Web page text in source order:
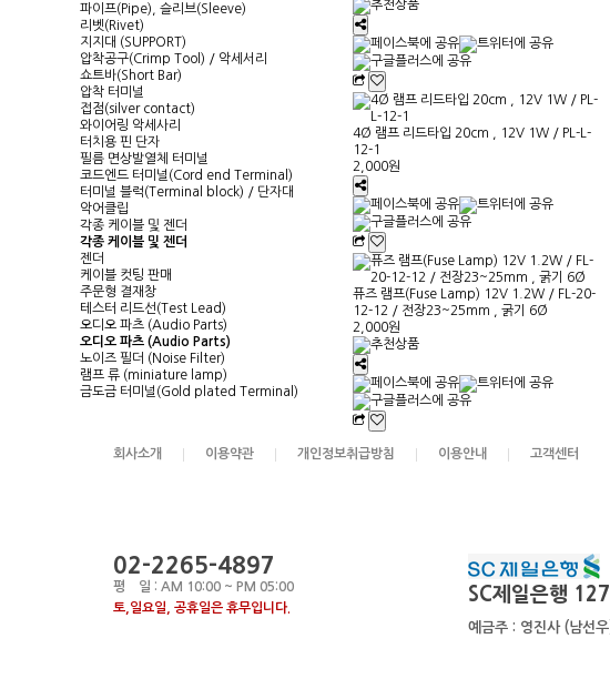
파이프(Pipe), 슬리브(Sleeve)
리벳(Rivet)
지지대 (SUPPORT)
압착공구(Crimp Tool) / 악세서리
쇼트바(Short Bar)
압착 터미널
접점(silver contact)
와이어링 악세사리
터치용 핀 단자
필름 면상발열체 터미널
코드엔드 터미널(Cord end Terminal)
터미널 블럭(Terminal block) / 단자대
악어클립
각종 케이블 및 젠더
각종 케이블 및 젠더
젠더
케이블 컷팅 판매
주문형 결재창
테스터 리드선(Test Lead)
오디오 파츠 (Audio Parts)
오디오 파츠 (Audio Parts)
노이즈 필더 (Noise Filter)
램프 류 (miniature lamp)
금도금 터미널(Gold plated Terminal)
4Ø 램프 리드타입 20cm , 12V 1W / PL-L-
12-1
2,000원
퓨즈 램프(Fuse Lamp) 12V 1.2W / FL-20-
12-12 / 전장23~25mm , 굵기 6Ø
2,000원
회사소개 이용약관 개인정보취급방침 이용안내 고객센터
02-2265-4897
평 일 : AM 10:00 ~ PM 05:00
토,일요일, 공휴일은 휴무입니다.
SC제일은행
예금주 : 영진사 (남선